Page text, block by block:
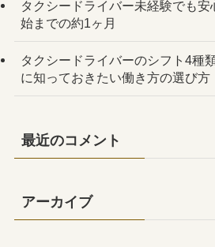
タクシードライバー未経験でも
始までの約1ヶ月
タクシードライバーのシフト4種
に知っておきたい働き方の選び方
最近のコメント
アーカイブ